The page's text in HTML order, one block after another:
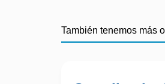
También tenemos más